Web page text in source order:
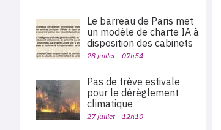
Le barreau de Paris met
un modèle de charte IA à
disposition des cabinets
28 juillet - 07h54
Pas de trève estivale
pour le dérèglement
climatique
27 juillet - 12h10